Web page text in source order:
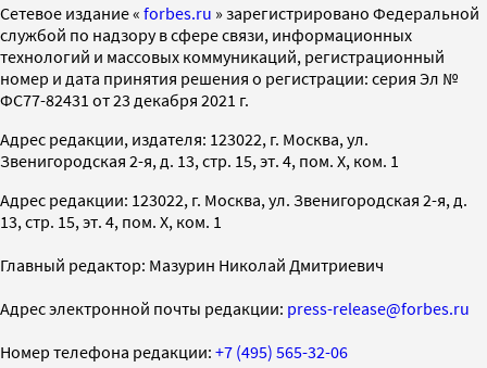
Cетевое издание « forbes.ru » зарегистрировано Федеральной
службой по надзору в сфере связи, информационных
технологий и массовых коммуникаций, регистрационный
номер и дата принятия решения о регистрации: серия Эл №
ФС77-82431 от 23 декабря 2021 г.
Адрес редакции, издателя: 123022, г. Москва, ул.
Звенигородская 2-я, д. 13, стр. 15, эт. 4, пом. X, ком. 1
Адрес редакции: 123022, г. Москва, ул. Звенигородская 2-я, д.
13, стр. 15, эт. 4, пом. X, ком. 1
Главный редактор: Мазурин Николай Дмитриевич
Адрес электронной почты редакции: press-release@forbes.ru
Номер телефона редакции: +7 (495) 565-32-06